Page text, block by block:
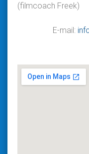
(filmcoach Freek)
E-mail: